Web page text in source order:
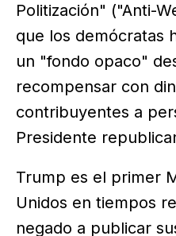
Politización" ("Anti-
que los demócratas
un "fondo opaco"
recompensar con
contribuyentes a
Presidente
Trump es el primer
Unidos en tiempos
negado a publicar